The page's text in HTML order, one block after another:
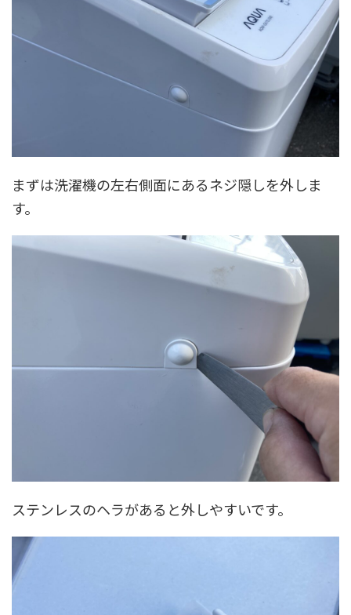
まずは洗濯機の左右側面にあるネジ隠しを外しま
す。
ステンレスのヘラがあると外しやすいです。